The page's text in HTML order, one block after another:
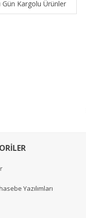
Gün Kargolu Ürünler
Yazılımları